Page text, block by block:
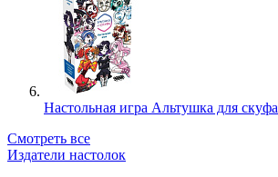
Настольная игра Альтушка для скуфа
Смотреть все
Издатели настолок